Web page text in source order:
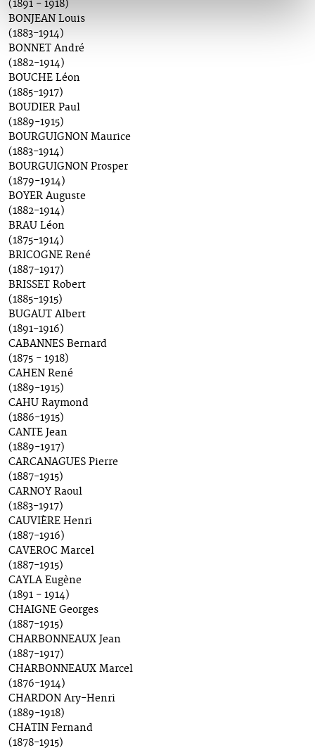
(1891 - 1918)
BONJEAN Louis
(1883-1914)
BONNET André
(1882-1914)
BOUCHE Léon
(1885-1917)
BOUDIER Paul
(1889-1915)
BOURGUIGNON Maurice
(1883-1914)
BOURGUIGNON Prosper
(1879-1914)
BOYER Auguste
(1882-1914)
BRAU Léon
(1875-1914)
BRICOGNE René
(1887-1917)
BRISSET Robert
(1885-1915)
BUGAUT Albert
(1891-1916)
CABANNES Bernard
(1875 - 1918)
CAHEN René
(1889-1915)
CAHU Raymond
(1886-1915)
CANTE Jean
(1889-1917)
CARCANAGUES Pierre
(1887-1915)
CARNOY Raoul
(1883-1917)
CAUVIÈRE Henri
(1887-1916)
CAVEROC Marcel
(1887-1915)
CAYLA Eugène
(1891 - 1914)
CHAIGNE Georges
(1887-1915)
CHARBONNEAUX Jean
(1887-1917)
CHARBONNEAUX Marcel
(1876-1914)
CHARDON Ary-Henri
(1889-1918)
CHATIN Fernand
(1878-1915)